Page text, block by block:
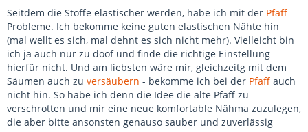
Seitdem die Stoffe elastischer werden, habe ich mit der Pfaff
Probleme. Ich bekomme keine guten elastischen Nähte hin
(mal wellt es sich, mal dehnt es sich nicht mehr). Vielleicht bin
ich ja auch nur zu doof und finde die richtige Einstellung
hierfür nicht. Und am liebsten wäre mir, gleichzeitg mit dem
Säumen auch zu versäubern - bekomme ich bei der Pfaff auch
nicht hin. So habe ich denn die Idee die alte Pfaff zu
verschrotten und mir eine neue komfortable Nähma zuzulegen,
die aber bitte ansonsten genauso sauber und zuverlässig